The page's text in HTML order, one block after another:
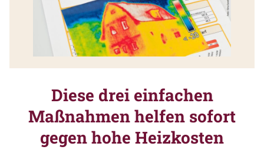
Diese drei einfachen
Maßnahmen helfen sofort
gegen hohe Heizkosten